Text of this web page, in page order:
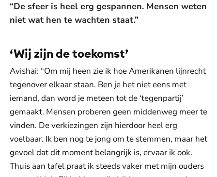
“De sfeer is heel erg gespannen. Mensen weten
niet wat hen te wachten staat.”
‘Wij zijn de toekomst’
Avishai: “Om mij heen zie ik hoe Amerikanen lijnrecht
tegenover elkaar staan. Ben je het niet eens met
iemand, dan word je meteen tot de ‘tegenpartij’
gemaakt. Mensen proberen geen middenweg meer te
vinden. De verkiezingen zijn hierdoor heel erg
voelbaar. Ik ben nog te jong om te stemmen, maar het
gevoel dat dit moment belangrijk is, ervaar ik ook.
Thuis aan tafel praat ik steeds vaker met mijn ouders